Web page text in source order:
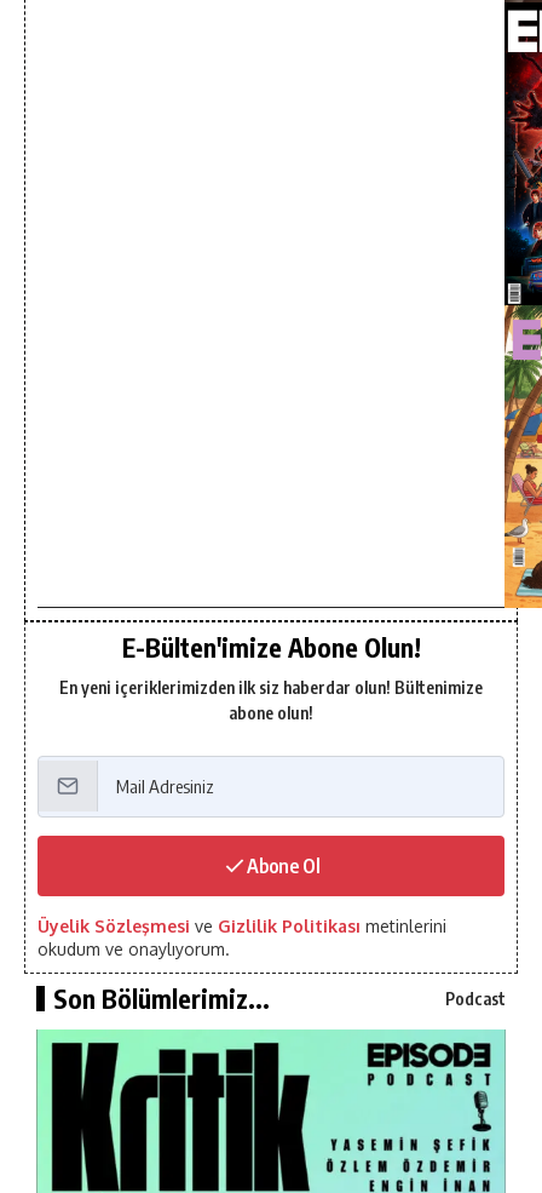
E-Bülten'imize Abone Olun!
En yeni içeriklerimizden ilk siz haberdar olun! Bültenimize
abone olun!
Abone Ol
Üyelik Sözleşmesi ve Gizlilik Politikası metinlerini
okudum ve onaylıyorum.
Son Bölümlerimiz... Podcast